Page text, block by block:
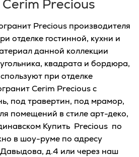
Precious
Precious производителя
отделке гостинной, кухни и
данной коллекции
квадрата и бордюра,
при отделке
Cerim Precious с
под травертин, под мрамор,
помещений в стиле арт-деко,
Купить Precious по
в шоу-руме по адресу
д.4 или через наш